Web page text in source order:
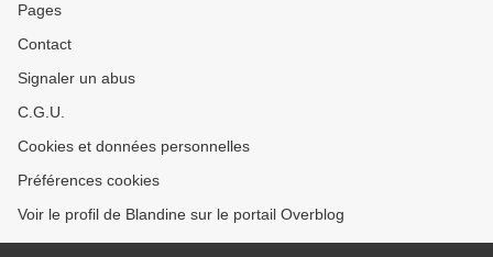
Pages
Contact
Signaler un abus
C.G.U.
Cookies et données personnelles
Préférences cookies
Voir le profil de Blandine sur le portail Overblog